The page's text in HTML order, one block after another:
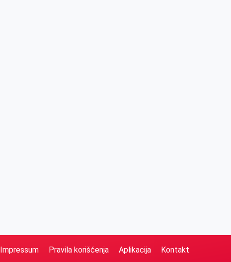
Impressum Pravila korišćenja Aplikacija Kontakt